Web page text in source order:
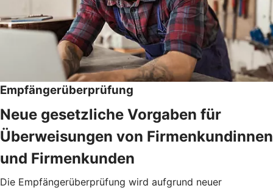
Empfängerüberprüfung
Neue gesetzliche Vorgaben für
Überweisungen von Firmenkundinnen
und Firmenkunden
Die Empfängerüberprüfung wird aufgrund neuer